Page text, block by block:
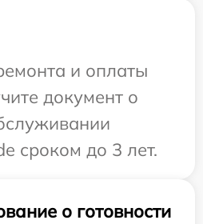
и оплаты
документ о
сроком до 3 лет.
о готовности